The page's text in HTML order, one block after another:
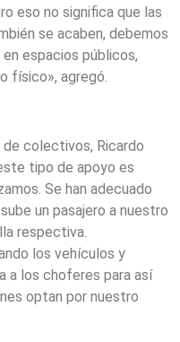
eso no significa que las
se acaben, debemos
espacios públicos,
físico», agregó.
colectivos, Ricardo
tipo de apoyo es
Se han adecuado
un pasajero a nuestro
respectiva.
los vehículos y
a los choferes para así
optan por nuestro